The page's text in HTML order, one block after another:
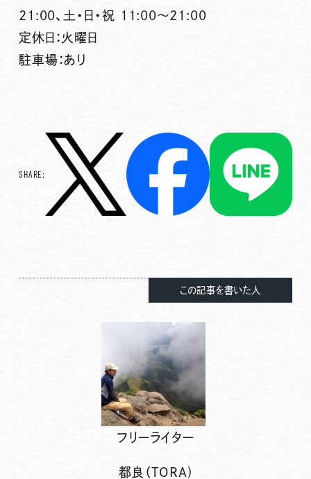
21:00、土・日・祝 11:00～21:00
定休日：火曜日
駐車場：あり
SHARE:
この記事を書いた人
フリーライター
都良（TORA)